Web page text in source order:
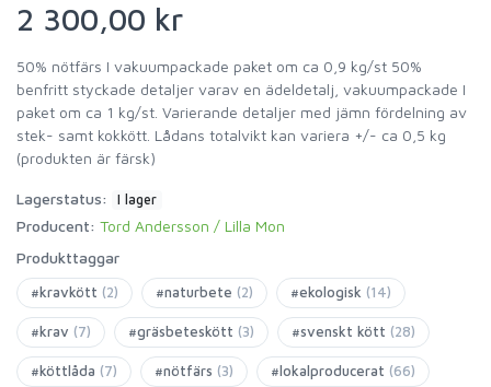
2 300,00 kr
50% nötfärs I vakuumpackade paket om ca 0,9 kg/st 50%
benfritt styckade detaljer varav en ädeldetalj, vakuumpackade I
paket om ca 1 kg/st. Varierande detaljer med jämn fördelning av
stek- samt kokkött. Lådans totalvikt kan variera +/- ca 0,5 kg
(produkten är färsk)
Lagerstatus: I lager
Producent: Tord Andersson / Lilla Mon
Produkttaggar
#kravkött (2) #naturbete (2) #ekologisk (14)
#krav (7) #gräsbeteskött (3) #svenskt kött (28)
#köttlåda (7) #nötfärs (3) #lokalproducerat (66)